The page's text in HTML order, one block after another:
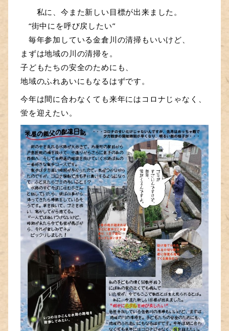
私に、今また新しい目標が出来ました。
“街中にを呼び戻したい”
毎年参加している金倉川の清掃もいいけど、
まずは地域の川の清掃を。
子どもたちの安全のためにも、
地域のふれあいにもなるはずです。
今年は間に合わなくても来年にはコロナじゃなく、